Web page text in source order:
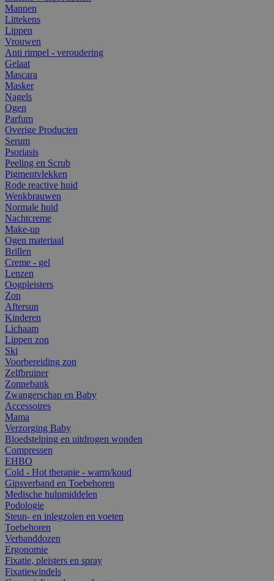
Mannen
Littekens
Lippen
Vrouwen
Anti rimpel - veroudering
Gelaat
Mascara
Masker
Nagels
Ogen
Parfum
Overige Producten
Serum
Psoriasis
Peeling en Scrub
Pigmentvlekken
Rode reactive huid
Wenkbrauwen
Normale huid
Nachtcreme
Make-up
Ogen materiaal
Brillen
Creme - gel
Lenzen
Oogpleisters
Zon
Aftersun
Kinderen
Lichaam
Lippen zon
Ski
Voorbereiding zon
Zelfbruiner
Zonnebank
Zwangerschap en Baby
Accessoires
Mama
Verzorging Baby
Bloedstelping en uitdrogen wonden
Compressen
EHBO
Cold - Hot therapie - warm/koud
Gipsverband en Toebehoren
Medische hulpmiddelen
Podologie
Steun- en inlegzolen en voeten
Toebehoren
Verbanddozen
Ergonomie
Fixatie, pleisters en spray
Fixatiewindels